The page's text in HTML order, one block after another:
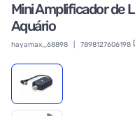
Mini Amplificador de
Aquário
hayamax_68898 7898127606198